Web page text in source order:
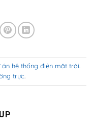
án hệ thống điện mặt trời.
trực.